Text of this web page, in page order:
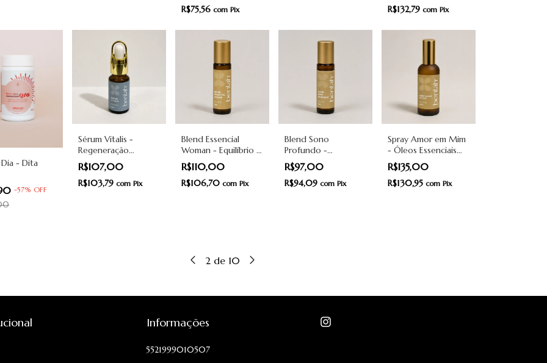
R$75,56 com Pix R$132,79 com Pix
- Dita
-57% OFF
Sérum Vitalis -
Regeneração
Profunda - Bentah
R$107,00
R$103,79 com Pix
Blend Essencial
Woman - Equilíbrio e
Conexão com o
Feminino - 10ml -
Bentah
R$110,00
R$106,70 com Pix
Blend Sono
Profundo -
Relaxamento e Sono
Restaurador - 10ml -
Bentah
R$97,00
R$94,09 com Pix
Spray Amor em Mim
- Óleos Essenciais
com Cristais de
Quartzo Rosa -
100ml - Bentah
R$135,00
R$130,95 com Pix
2 de 10
Informações
5521999010507